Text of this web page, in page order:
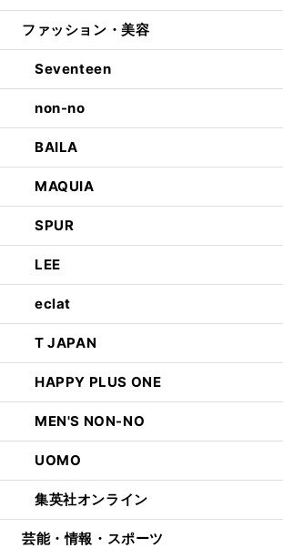
ファッション・美容
Seventeen
non-no
BAILA
MAQUIA
SPUR
LEE
eclat
T JAPAN
HAPPY PLUS ONE
MEN'S NON-NO
UOMO
集英社オンライン
芸能・情報・スポーツ